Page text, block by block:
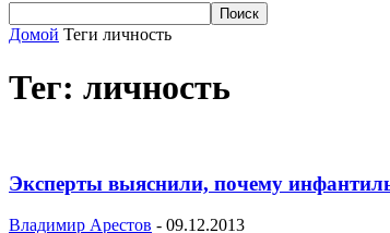
Домой Теги личность
Тег: личность
Эксперты выяснили, почему
Владимир Арестов - 09.12.2013